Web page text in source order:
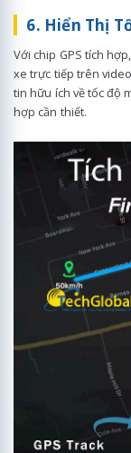
6. Hiển Thị
Với chip GPS tích hợp,
xe trực tiếp trên
tin hữu ích về tốc độ
hợp cần thiết.